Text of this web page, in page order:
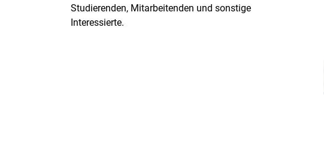
Studierenden, Mitarbeitenden und sonstige
Interessierte.